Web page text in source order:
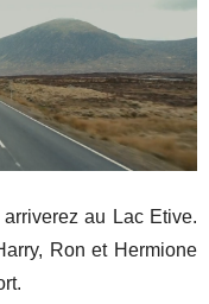
au Lac Etive.
Ron et Hermione